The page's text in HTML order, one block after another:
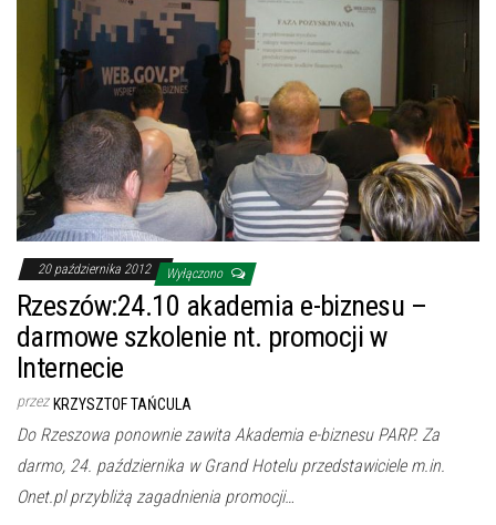
20 października 2012 Wyłączono
Rzeszów:24.10 akademia e-biznesu –
darmowe szkolenie nt. promocji w
Internecie
przez KRZYSZTOF TAŃCULA
Do Rzeszowa ponownie zawita Akademia e-biznesu PARP. Za
darmo, 24. października w Grand Hotelu przedstawiciele m.in.
Onet.pl przybliżą zagadnienia promocji…